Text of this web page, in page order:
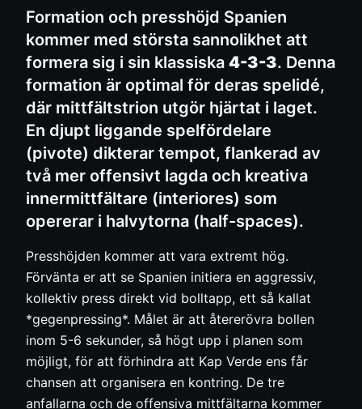
Formation och presshöjd Spanien
kommer med största sannolikhet att
formera sig i sin klassiska 4-3-3. Denna
formation är optimal för deras spelidé,
där mittfältstrion utgör hjärtat i laget.
En djupt liggande spelfördelare
(pivote) dikterar tempot, flankerad av
två mer offensivt lagda och kreativa
innermittfältare (interiores) som
opererar i halvytorna (half-spaces).
Presshöjden kommer att vara extremt hög.
Förvänta er att se Spanien initiera en aggressiv,
kollektiv press direkt vid bolltapp, ett så kallat
*gegenpressing*. Målet är att återerövra bollen
inom 5-6 sekunder, så högt upp i planen som
möjligt, för att förhindra att Kap Verde ens får
chansen att organisera en kontring. De tre
anfallarna och de offensiva mittfältarna kommer